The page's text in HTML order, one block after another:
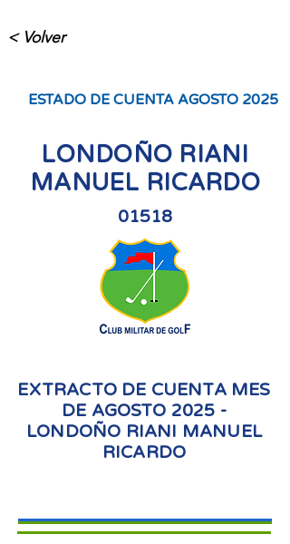
< Volver
ESTADO DE CUENTA AGOSTO 2025
LONDOÑO RIANI
MANUEL RICARDO
01518
EXTRACTO DE CUENTA MES
DE AGOSTO 2025 -
LONDOÑO RIANI MANUEL
RICARDO